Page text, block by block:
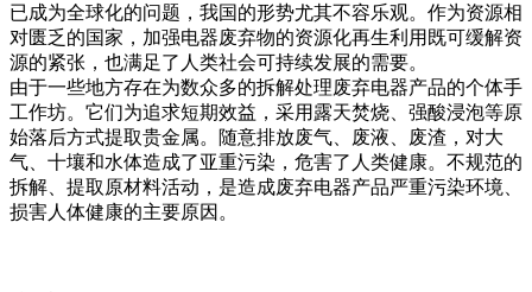
已成为全球化的问题，我国的形势尤其不容乐观。作为资源相
对匮乏的国家，加强电器废弃物的资源化再生利用既可缓解资
源的紧张，也满足了人类社会可持续发展的需要。
由于一些地方存在为数众多的拆解处理废弃电器产品的个体手
工作坊。它们为追求短期效益，采用露天焚烧、强酸浸泡等原
始落后方式提取贵金属。随意排放废气、废液、废渣，对大
气、十壤和水体造成了亚重污染，危害了人类健康。不规范的
拆解、提取原材料活动，是造成废弃电器产品严重污染环境、
损害人体健康的主要原因。